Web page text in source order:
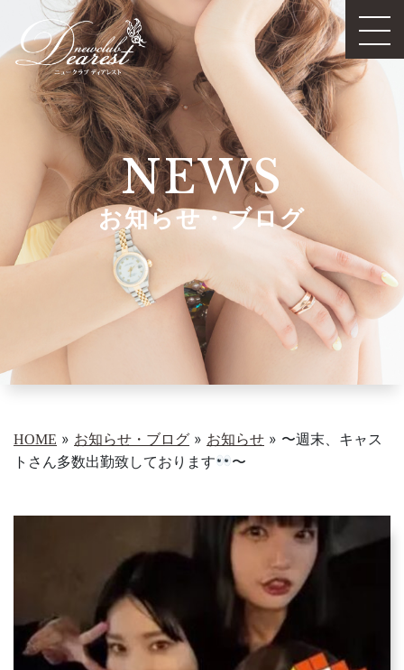
NEWS
お知らせ・ブログ
HOME » お知らせ・ブログ » お知らせ » 〜週末、キャス
トさん多数出勤致しております
〜